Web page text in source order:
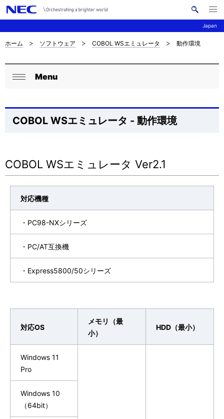
Japan
イ
メ
ニ
ュ
ナ
ビ
シ
サ
イ
ト
の
在
位
を
表
い
す
ホーム ソフトウェア COBOL WSエミュレータ 動作環境
ロ
カ
ビ
ー
Menu
COBOL WSエミュレータ - 動作環境
COBOL WSエミュレータ Ver2.1
対応機種
・PC98-NXシリーズ
・PC/AT互換機
・Express5800/50シリーズ
対応OS
メモリ（最
小）
HDD（最小）
Windows 11
Pro
Windows 10
（64bit）